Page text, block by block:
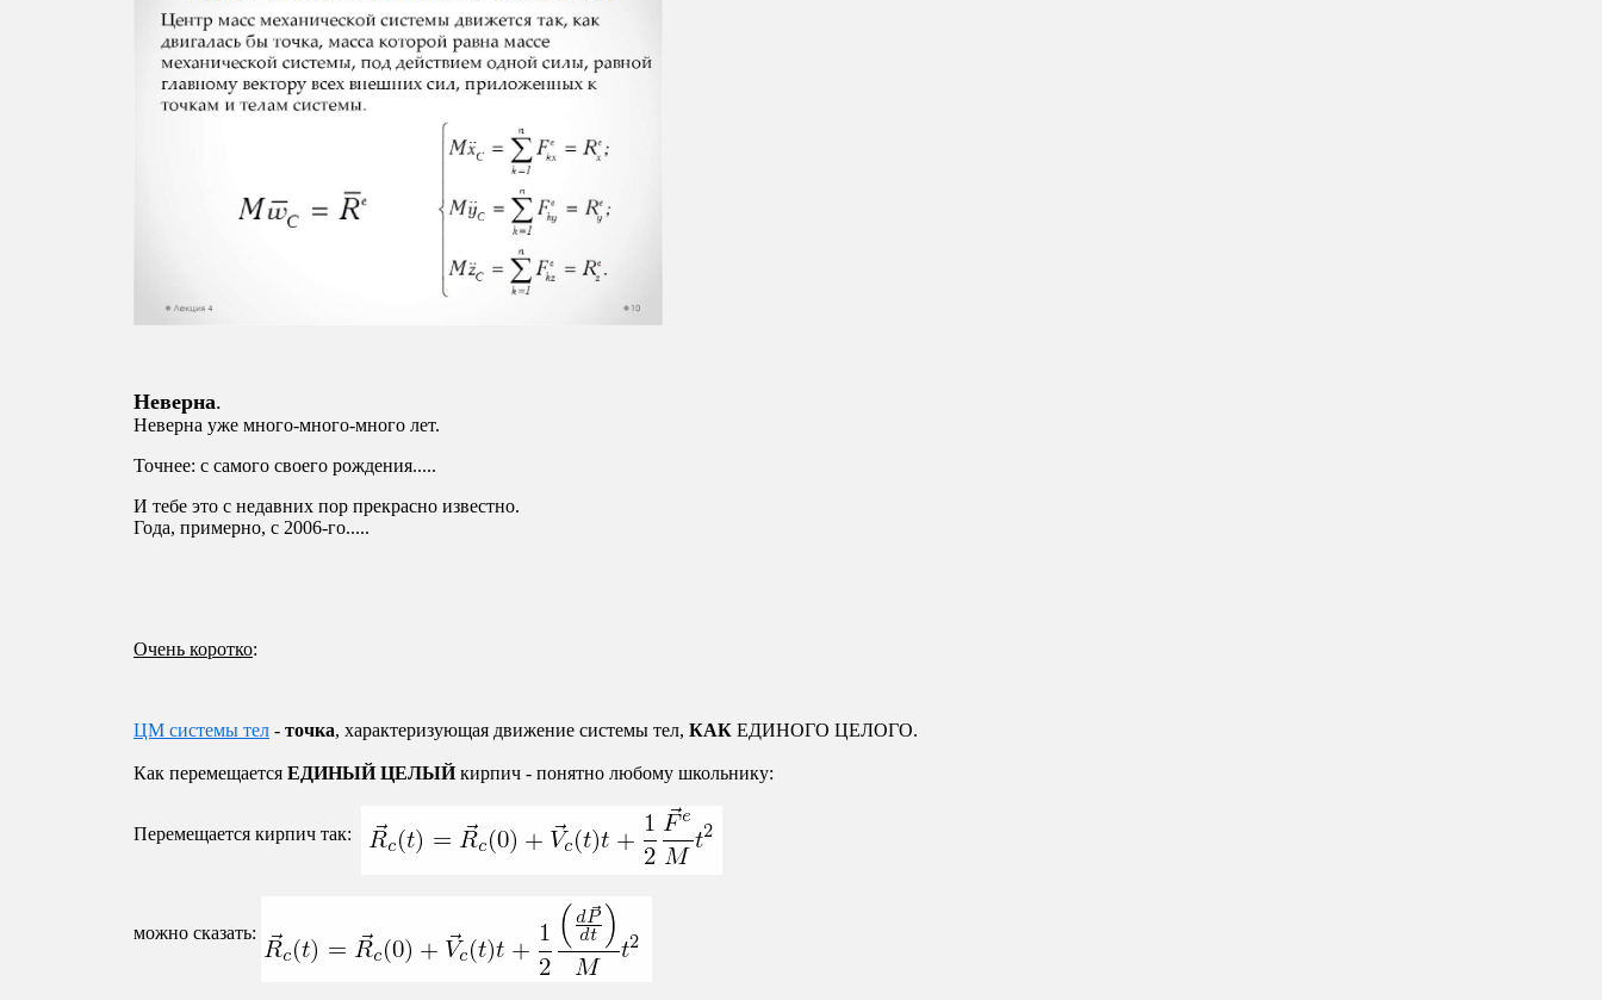
Неверна.
Неверна уже много-много-много лет.
Точнее: с самого своего рождения.....
И тебе это с недавних пор прекрасно известно.
Года, примерно, с 2006-го.....
Очень коротко:
ЦМ системы тел - точка, характеризующая движение системы тел, КАК ЕДИНОГО ЦЕЛОГО.
Как перемещается ЕДИНЫЙ ЦЕЛЫЙкирпич - понятно любому школьнику:
Перемещается кирпич так:
можно сказать: